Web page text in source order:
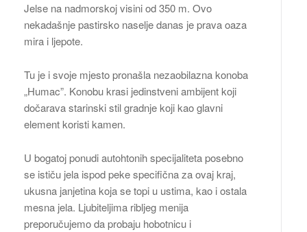
Jelse na nadmorskoj visini od 350 m. Ovo
nekadašnje pastirsko naselje danas je prava oaza
mira i ljepote.
Tu je i svoje mjesto pronašla nezaobilazna konoba
„Humac”. Konobu krasi jedinstveni ambijent koji
dočarava starinski stil gradnje koji kao glavni
element koristi kamen.
U bogatoj ponudi autohtonih specijaliteta posebno
se ističu jela ispod peke specifična za ovaj kraj,
ukusna janjetina koja se topi u ustima, kao i ostala
mesna jela. Ljubiteljima ribljeg menija
preporučujemo da probaju hobotnicu i